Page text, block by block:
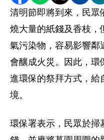
清明節即將到來，民眾
燒大量的紙錢及香枝，
氣污染物，容易影響鄰
會釀成火災。因此，環
進環保的祭拜方式，給
境。
環保署表示，民眾於掃